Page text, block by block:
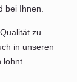
bei Ihnen.
zu
in unseren